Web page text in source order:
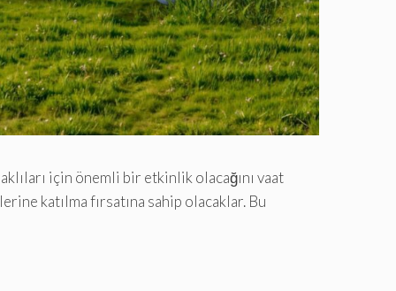
için önemli bir etkinlik olacağını vaat
katılma fırsatına sahip olacaklar. Bu